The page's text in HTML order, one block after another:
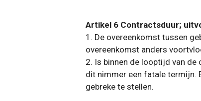
Artikel 6 Contractsduur;
1. De overeenkomst tussen
overeenkomst anders
2. Is binnen de looptijd van
dit nimmer een fatale termijn.
gebreke te stellen.